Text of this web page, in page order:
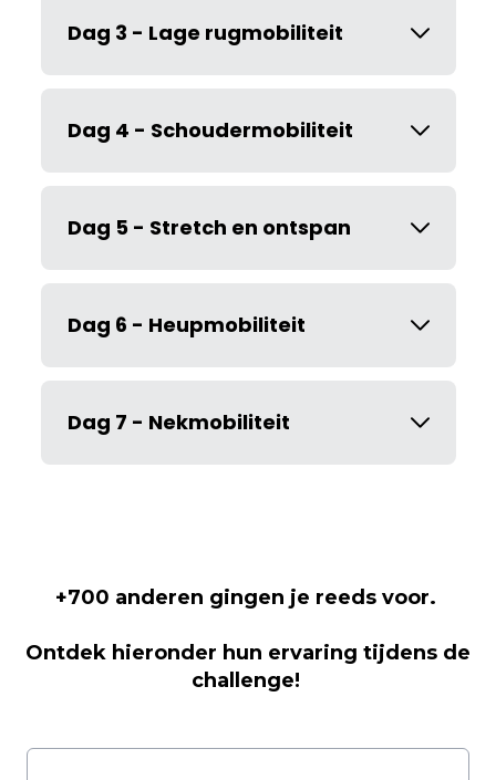
Dag 3 - Lage rugmobiliteit
Dag 4 - Schoudermobiliteit
Dag 5 - Stretch en ontspan
Dag 6 - Heupmobiliteit
Dag 7 - Nekmobiliteit
+700 anderen gingen je reeds voor.
Ontdek hieronder hun ervaring tijdens de
challenge!